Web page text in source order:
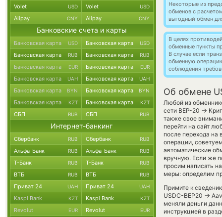
Некоторые из
обменов с
выгодный обмен
В целях
обменные пункты
В случае если
обменную
соблюдения
Об обмене
Любой из
сети BEP-20 →
также свое
перейти на сайт
после перехода
операции,
автоматические
вручную. Если же
просим написать
меры: определим
Примите к
USDC-BEP20 →
меняли деньги
инструкцией в
Volet USD Volet USD
Alipay CNY Alipay CNY
Банковские счета и карты
Банковская карта USD Банковская карта USD
Банковская карта RUB Банковская карта RUB
Банковская карта EUR Банковская карта EUR
Банковская карта UAH Банковская карта UAH
Банковская карта BYN Банковская карта BYN
Банковская карта KZT Банковская карта KZT
СБП RUB СБП RUB
Интернет-банкинг
Сбербанк RUB Сбербанк RUB
Альфа-Банк RUB Альфа-Банк RUB
Т-Банк RUB Т-Банк RUB
ВТБ RUB ВТБ RUB
Приват 24 UAH Приват 24 UAH
Kaspi Bank KZT Kaspi Bank KZT
Revolut EUR Revolut EUR